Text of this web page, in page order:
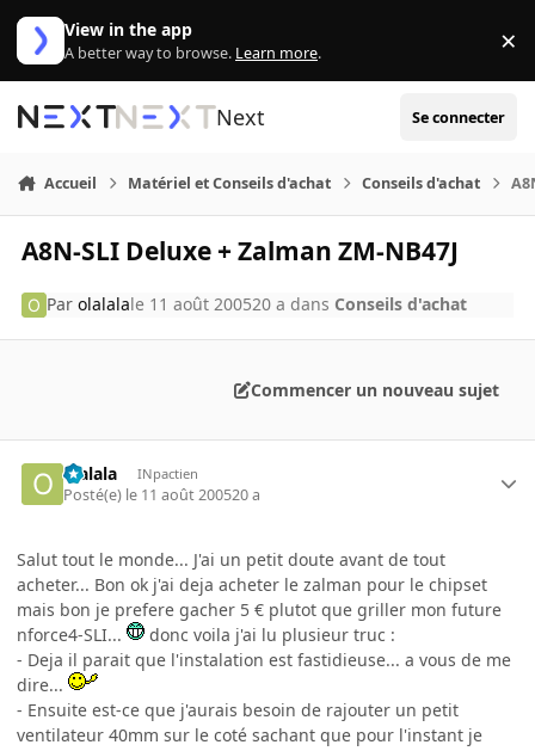
Aller au contenu
View in the app
A better way to browse. Learn more. ×
Next Se connecter
Accueil Matériel et Conseils d'achat Conseils d'achat
A8N-SLI Deluxe + Zalman ZM-NB47J
Parolalalale 11 août 200520 a dans Conseils d'achat
Commencer un nouveau sujet
olalala INpactien
Posté(e) le 11 août 200520 a
Salut tout le monde... J'ai un petit doute avant de tout
acheter... Bon ok j'ai deja acheter le zalman pour le chipset
mais bon je prefere gacher 5 € plutot que griller mon future
nforce4-SLI...
donc voila j'ai lu plusieur truc :
- Deja il parait que l'instalation est fastidieuse... a vous de me
dire...
- Ensuite est-ce que j'aurais besoin de rajouter un petit
ventilateur 40mm sur le coté sachant que pour l'instant je